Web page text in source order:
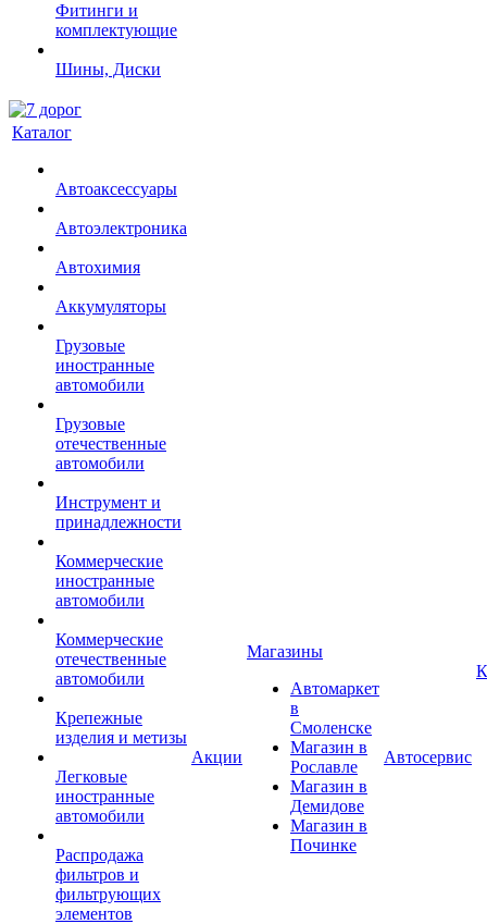
Фитинги и
комплектующие
Шины, Диски
Каталог
Автоаксессуары
Автоэлектроника
Автохимия
Аккумуляторы
Грузовые
иностранные
автомобили
Грузовые
отечественные
автомобили
Инструмент и
принадлежности
Коммерческие
иностранные
автомобили
Коммерческие
отечественные
автомобили
Крепежные
изделия и метизы
Легковые
иностранные
автомобили
Распродажа
фильтров и
фильтрующих
элементов
Акции
Магазины
Автомаркет
в
Смоленске
Магазин в
Рославле
Магазин в
Демидове
Магазин в
Починке
Автосервис